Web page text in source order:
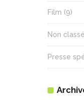
Film (9)
Non classé
Presse